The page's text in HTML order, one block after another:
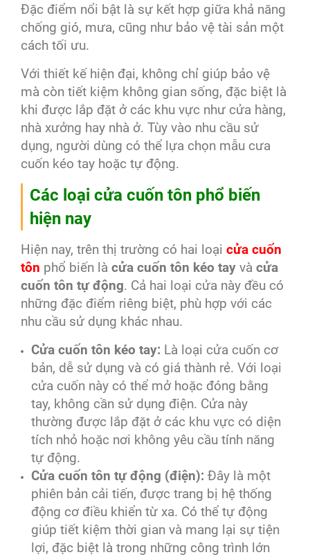
Đặc điểm nổi bật là sự kết hợp giữa khả năng
chống gió, mưa, cũng như bảo vệ tài sản một
cách tối ưu.
Với thiết kế hiện đại, không chỉ giúp bảo vệ
mà còn tiết kiệm không gian sống, đặc biệt là
khi được lắp đặt ở các khu vực như cửa hàng,
nhà xưởng hay nhà ở. Tùy vào nhu cầu sử
dụng, người dùng có thể lựa chọn mẫu cưa
cuốn kéo tay hoặc tự động.
Các loại cửa cuốn tôn phổ biến
hiện nay
Hiện nay, trên thị trường có hai loại cửa cuốn
tôn phổ biến là cửa cuốn tôn kéo tay và cửa
cuốn tôn tự động. Cả hai loại cửa này đều có
những đặc điểm riêng biệt, phù hợp với các
nhu cầu sử dụng khác nhau.
Cửa cuốn tôn kéo tay: Là loại cửa cuốn cơ
bản, dễ sử dụng và có giá thành rẻ. Với loại
cửa cuốn này có thể mở hoặc đóng bằng
tay, không cần sử dụng điện. Cửa này
thường được lắp đặt ở các khu vực có diện
tích nhỏ hoặc nơi không yêu cầu tính năng
tự động.
Cửa cuốn tôn tự động (điện): Đây là một
phiên bản cải tiến, được trang bị hệ thống
động cơ điều khiển từ xa. Có thể tự động
giúp tiết kiệm thời gian và mang lại sự tiện
lợi, đặc biệt là trong những công trình lớn